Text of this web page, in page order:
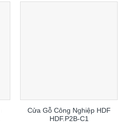
Cửa Gỗ Công Nghiệp HDF
HDF.P2B-C1